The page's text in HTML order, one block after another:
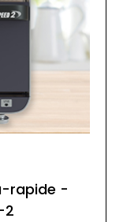
rapide -
2